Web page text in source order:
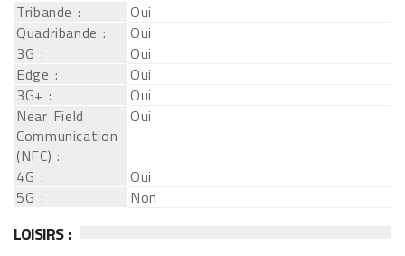
Tribande :
Oui
Quadribande :
Oui
3G :
Oui
Edge :
Oui
3G+ :
Oui
Near Field
Communication
(NFC) :
Oui
4G :
Oui
5G :
Non
LOISIRS :